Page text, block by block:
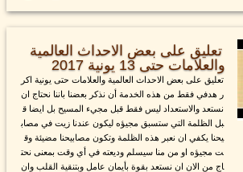
تعليق على بعض الاحداث العالمية
والعلامات حتى 13 يونية 2017
تعليق على بعض الاحداث العالمية والعلامات حتى يونية اكر
ر هدفي فقط من هذه الخدمة أن نذكر بعضنا باننا نحتاج ان
نستعد والاستعداد ليس فقط قبل مجيء المسيح بل ايضا ق
بل الظلمة التي ستسبق مجيؤه ليكون عندنا زيت في مصاب
يحنا يكفي ان نعبر هذه الظلمة وتكون مصابيحنا مضيئة وق
ت مجيؤه او من منا سيسلم وديعته في أي وقت بمعنى نحت
اج من الان ان نستعد بقوة بأيمان عامل وبتنقية القلب وان